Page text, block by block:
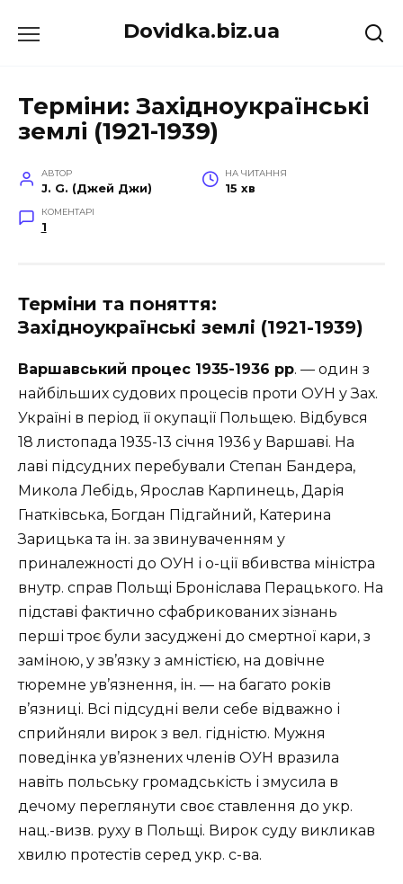
до
Dovidka.biz.ua
Терміни: Західноукраїнські
землі (1921-1939)
АВТОР
J. G. (Джей Джи)
НА ЧИТАННЯ
15 хв
КОМЕНТАРІ
1
Терміни та поняття:
Західноукраїнські землі (1921-1939)
Варшавський процес 1935-1936 рр. — один з
найбільших судових процесів проти ОУН у Зах.
Україні в період її окупації Польщею. Відбувся
18 листопада 1935-13 січня 1936 у Варшаві. На
лаві підсудних перебували Степан Бандера,
Микола Лебідь, Ярослав Карпинець, Дарія
Гнатківська, Богдан Підгайний, Катерина
Зарицька та ін. за звинуваченням у
приналежності до ОУН і о-ції вбивства міністра
внутр. справ Польщі Броніслава Перацького. На
підставі фактично сфабрикованих зізнань
перші троє були засуджені до смертної кари, з
заміною, у зв’язку з амністією, на довічне
тюремне ув’язнення, ін. — на багато років
в’язниці. Всі підсудні вели себе відважно і
сприйняли вирок з вел. гідністю. Мужня
поведінка ув’язнених членів ОУН вразила
навіть польську громадськість і змусила в
дечому переглянути своє ставлення до укр.
нац.-визв. руху в Польщі. Вирок суду викликав
хвилю протестів серед укр. с-ва.